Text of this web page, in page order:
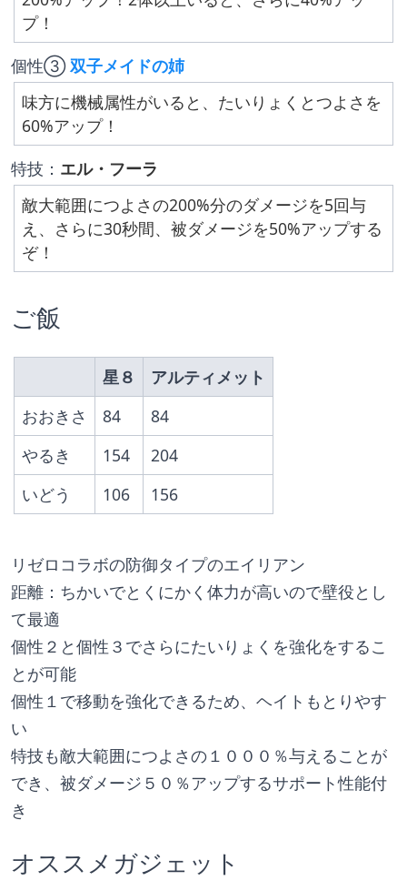
プ！
個性③ 双子メイドの姉
味方に機械属性がいると、たいりょくとつよさを
60%アップ！
特技： エル・フーラ
敵大範囲につよさの200%分のダメージを5回与
え、さらに30秒間、被ダメージを50%アップする
ぞ！
ご飯
星８
アルティメット
おおきさ
84
84
やるき
154
204
いどう
106 156
リゼロコラボの防御タイプのエイリアン
距離：ちかいでとくにかく体力が高いので壁役とし
て最適
個性２と個性３でさらにたいりょくを強化をするこ
とが可能
個性１で移動を強化できるため、ヘイトもとりやす
い
特技も敵大範囲につよさの１０００％与えることが
でき、被ダメージ５０％アップするサポート性能付
き
オススメガジェット